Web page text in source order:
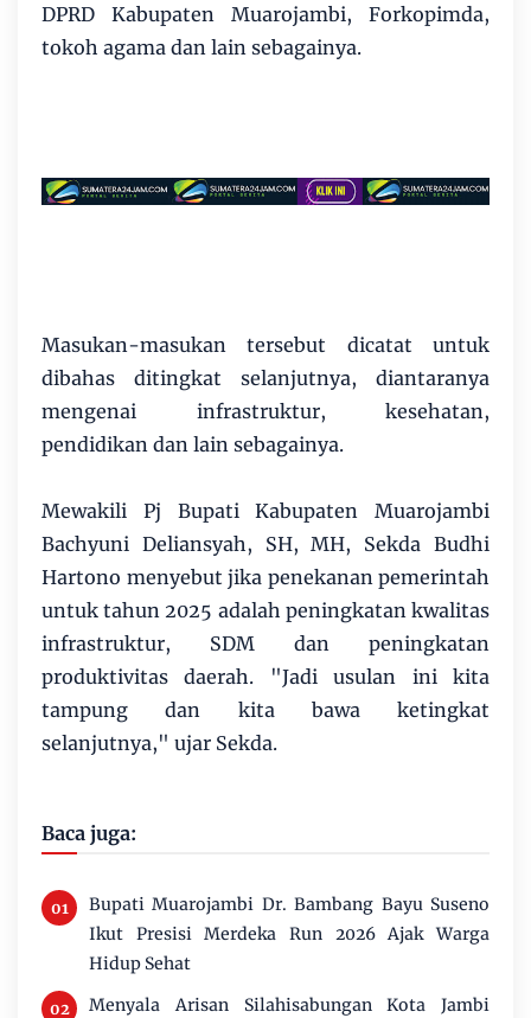
DPRD Kabupaten Muarojambi, Forkopimda,
tokoh agama dan lain sebagainya.
Masukan-masukan tersebut dicatat untuk
dibahas ditingkat selanjutnya, diantaranya
mengenai infrastruktur, kesehatan,
pendidikan dan lain sebagainya.
Mewakili Pj Bupati Kabupaten Muarojambi
Bachyuni Deliansyah, SH, MH, Sekda Budhi
Hartono menyebut jika penekanan pemerintah
untuk tahun 2025 adalah peningkatan kwalitas
infrastruktur, SDM dan peningkatan
produktivitas daerah. "Jadi usulan ini kita
tampung dan kita bawa ketingkat
selanjutnya," ujar Sekda.
Baca juga:
Bupati Muarojambi Dr. Bambang Bayu Suseno
Ikut Presisi Merdeka Run 2026 Ajak Warga
Hidup Sehat
Menyala Arisan Silahisabungan Kota Jambi